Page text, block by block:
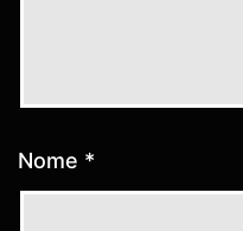
Nome *